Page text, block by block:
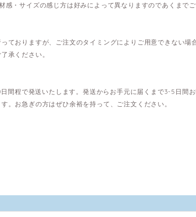
感・サイズの感じ方は好みによって異なりますのであくまで
ておりますが、ご注文のタイミングによりご用意できない
承ください。
日間程で発送いたします。発送からお手元に届くまで3-5日間
。お急ぎの方はぜひ余裕を持って、ご注文ください。